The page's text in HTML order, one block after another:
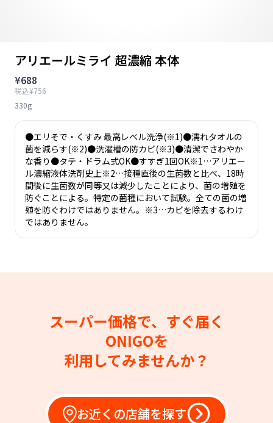
アリエールミライ 超濃縮 本体
¥688
税込¥756
330g
●エリそで・くすみ 最高レベル洗浄(※1)●濡れタオルの
菌を減らす(※2)●洗濯槽の防カビ(※3)●清潔でさわやか
な香り●タテ・ドラム式OK●すすぎ1回OK※1…アリエー
ル濃縮液体洗剤史上※2…接種直後の生菌数と比べ、18時
間後に生菌数が同等又は減少したことにより、菌の増殖を
防ぐことによる。特定の菌種において試験。全ての菌の増
殖を防ぐわけではありません。※3…カビを除去するわけ
ではありません。
スーパー価格で、すぐ届く
ONIGOを
利用してみませんか？
お近くの店舗を探す